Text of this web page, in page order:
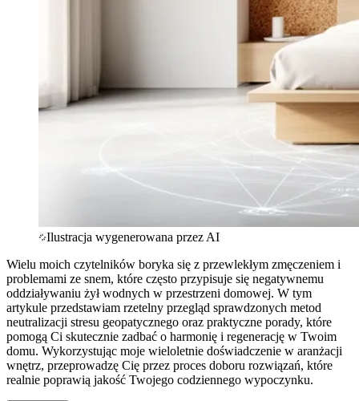
Ilustracja wygenerowana przez AI
Wielu moich czytelników boryka się z przewlekłym zmęczeniem i
problemami ze snem, które często przypisuje się negatywnemu
oddziaływaniu żył wodnych w przestrzeni domowej. W tym
artykule przedstawiam rzetelny przegląd sprawdzonych metod
neutralizacji stresu geopatycznego oraz praktyczne porady, które
pomogą Ci skutecznie zadbać o harmonię i regenerację w Twoim
domu. Wykorzystując moje wieloletnie doświadczenie w aranżacji
wnętrz, przeprowadzę Cię przez proces doboru rozwiązań, które
realnie poprawią jakość Twojego codziennego wypoczynku.